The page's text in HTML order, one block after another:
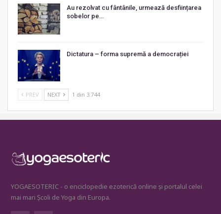
Au rezolvat cu fântânile, urmează desființarea
sobelor pe…
Dictatura – forma supremă a democrației
PREV NEXT 1 din 3.744
YOGAESOTERIC - o enciclopedie ezoterică online și portalul celei
mai mari Școli de Yoga din Europa.